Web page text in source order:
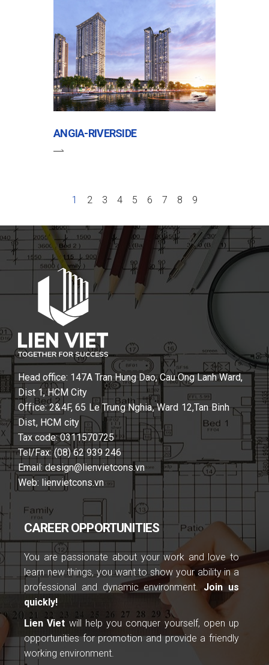
ANGIA-RIVERSIDE
1 2 3 4 5 6 7 8 9
Head office: 147A Tran Hung Dao, Cau Ong Lanh Ward,
Dist 1, HCM City
Office: 2&4F, 65 Le Trung Nghia, Ward 12,Tan Binh
Dist, HCM city
Tax code: 0311570725
Tel/Fax: (08) 62 939 246
Email: design@lienvietcons.vn
Web: lienvietcons.vn
CAREER OPPORTUNITIES
You are passionate about your work and love to
learn new things, you want to show your ability in a
professional and dynamic environment. Join us
quickly!
Lien Viet will help you conquer yourself, open up
opportunities for promotion and provide a friendly
working environment.